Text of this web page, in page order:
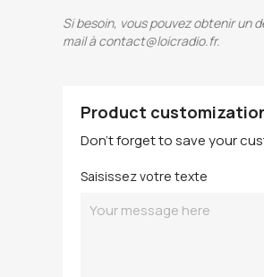
Si besoin, vous pouvez obtenir un
mail à contact@loicradio.fr.
Product
Don't forget to save your
Saisissez votre texte